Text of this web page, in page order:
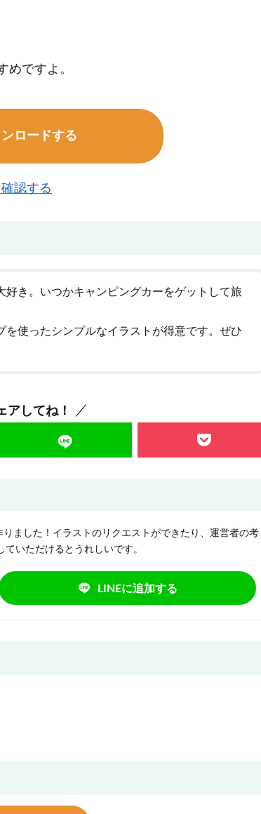
めですよ。
ロードする
認する
好き。いつかキャンピングカーをゲットして旅
を使ったシンプルなイラストが得意です。ぜひ
アしてね！
ました！イラストのリクエストができたり、運営者の考
いただけるとうれしいです。
LINEに追加する